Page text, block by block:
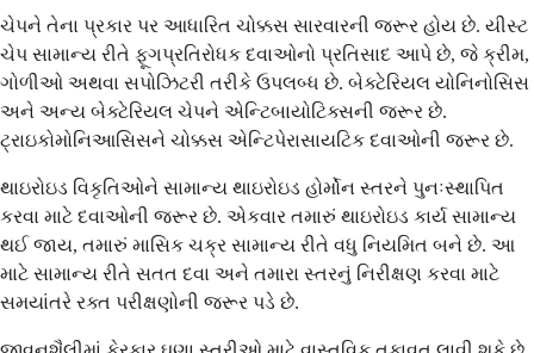
ચેપને તેના પ્રકાર પર આધારિત ચોક્કસ સારવારની જરૂર હોય છે. યીસ્ટ
ચેપ સામાન્ય રીતે ફૂગપ્રતિરોધક દવાઓનો પ્રતિસાદ આપે છે, જે ક્રીમ,
ગોળીઓ અથવા સપોઝિટરી તરીકે ઉપલબ્ધ છે. બેક્ટેરિયલ યોનિનોસિસ
અને અન્ય બેક્ટેરિયલ ચેપને એન્ટિબાયોટિક્સની જરૂર છે.
ટ્રાઇકોમોનિઆસિસને ચોક્કસ એન્ટિપેરાસાયટિક દવાઓની જરૂર છે.
થાઇરોઇડ વિકૃતિઓને સામાન્ય થાઇરોઇડ હોર્મોન સ્તરને પુનઃસ્થાપિત
કરવા માટે દવાઓની જરૂર છે. એકવાર તમારું થાઇરોઇડ કાર્ય સામાન્ય
થઈ જાય, તમારું માસિક ચક્ર સામાન્ય રીતે વધુ નિયમિત બને છે. આ
માટે સામાન્ય રીતે સતત દવા અને તમારા સ્તરનું નિરીક્ષણ કરવા માટે
સમયાંતરે રક્ત પરીક્ષણોની જરૂર પડે છે.